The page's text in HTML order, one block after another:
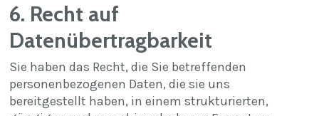
6. Recht auf
Datenübertragbarkeit
Sie haben das Recht, die Sie betreffenden
personenbezogenen Daten, die sie uns
bereitgestellt haben, in einem strukturierten,